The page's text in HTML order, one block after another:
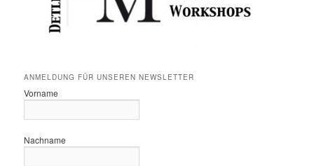
ANMELDUNG FÜR UNSEREN NEWSLETTER
Vorname
Nachname